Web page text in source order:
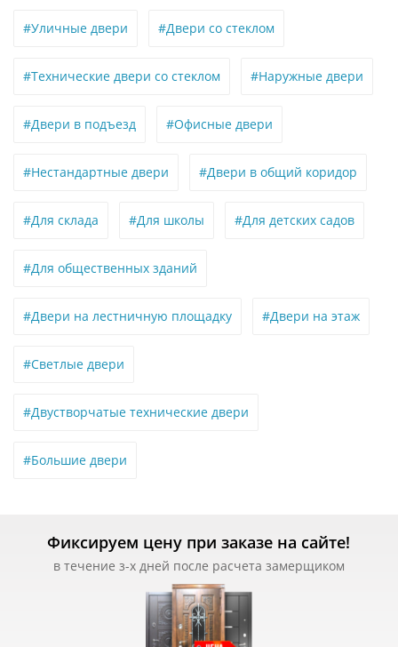
#Уличные двери #Двери со стеклом
#Технические двери со стеклом #Наружные двери
#Двери в подъезд #Офисные двери
#Нестандартные двери #Двери в общий коридор
#Для склада #Для школы #Для детских садов
#Для общественных зданий
#Двери на лестничную площадку #Двери на этаж
#Светлые двери
#Двустворчатые технические двери
#Большие двери
Фиксируем цену при заказе на сайте!
в течение з-х дней после расчета замерщиком